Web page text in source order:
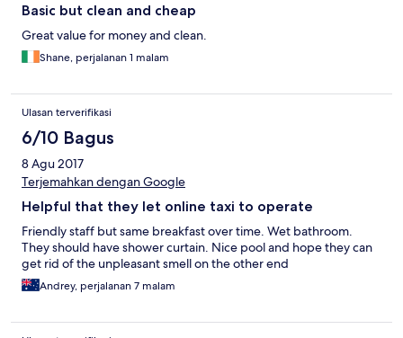
Basic but clean and cheap
Great value for money and clean.
Shane, perjalanan 1 malam
Ulasan terverifikasi
6/10 Bagus
8 Agu 2017
Terjemahkan dengan Google
Helpful that they let online taxi to operate
Friendly staff but same breakfast over time. Wet bathroom.
They should have shower curtain. Nice pool and hope they can
get rid of the unpleasant smell on the other end
Andrey, perjalanan 7 malam